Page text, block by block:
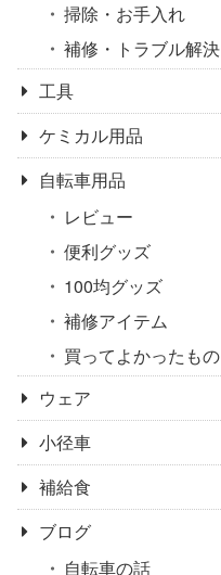
掃除・お手入れ
補修・トラブル解決
工具
ケミカル用品
自転車用品
レビュー
便利グッズ
100均グッズ
補修アイテム
買ってよかったもの
ウェア
小径車
補給食
ブログ
自転車の話